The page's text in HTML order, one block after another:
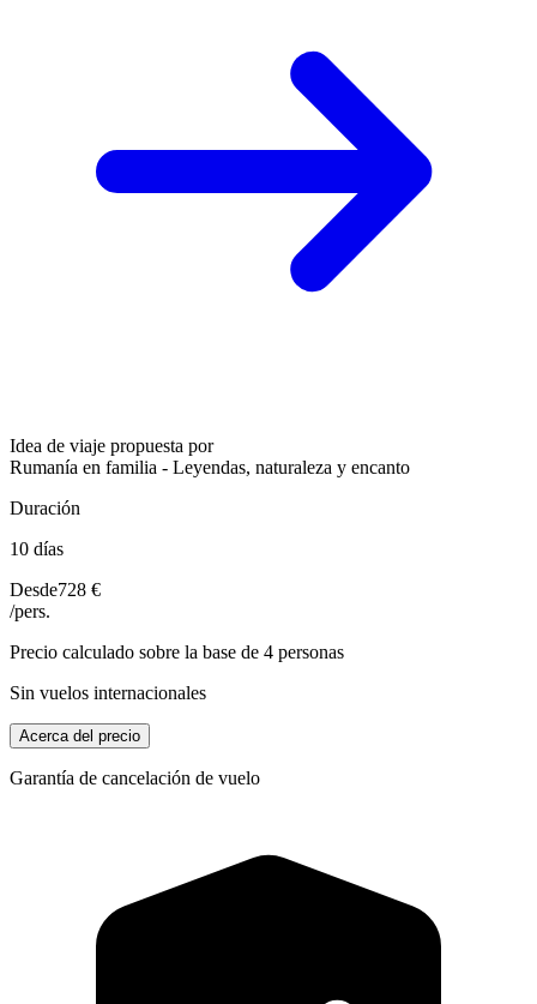
Idea de viaje propuesta por
Rumanía en familia - Leyendas, naturaleza y encanto
Duración
10 días
Desde728 €
/pers.
Precio calculado sobre la base de 4 personas
Sin vuelos internacionales
Acerca del precio
Garantía de cancelación de vuelo